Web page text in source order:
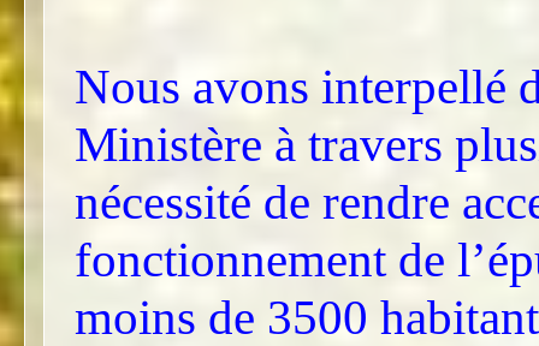
Nous avons interpellé
Ministère à travers
nécessité de rendre
fonctionnement de
moins de 3500